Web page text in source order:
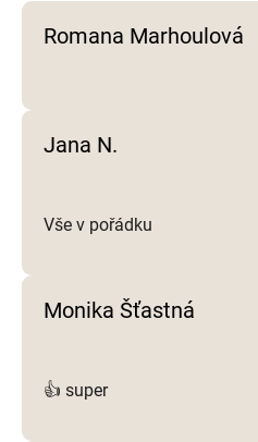
Romana Marhoulová
Jana N.
Vše v pořádku
Monika Šťastná
👍 super